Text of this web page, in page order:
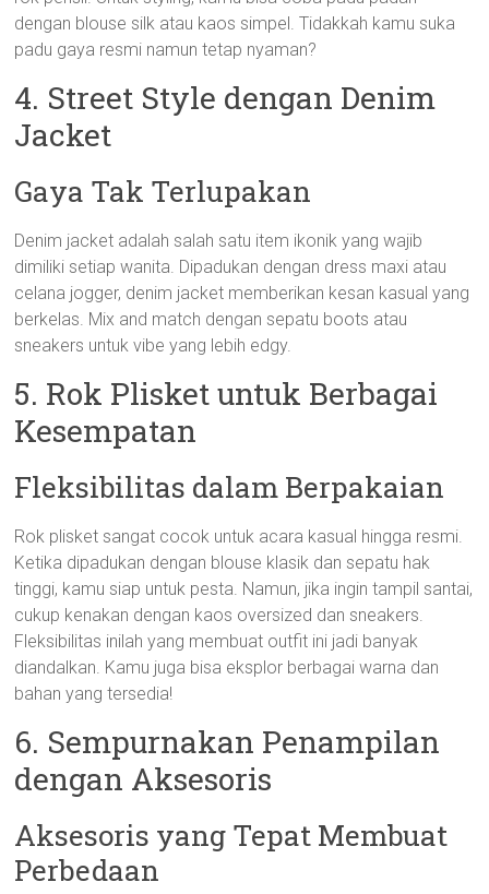
dengan blouse silk atau kaos simpel. Tidakkah kamu suka
padu gaya resmi namun tetap nyaman?
4. Street Style dengan Denim
Jacket
Gaya Tak Terlupakan
Denim jacket adalah salah satu item ikonik yang wajib
dimiliki setiap wanita. Dipadukan dengan dress maxi atau
celana jogger, denim jacket memberikan kesan kasual yang
berkelas. Mix and match dengan sepatu boots atau
sneakers untuk vibe yang lebih edgy.
5. Rok Plisket untuk Berbagai
Kesempatan
Fleksibilitas dalam Berpakaian
Rok plisket sangat cocok untuk acara kasual hingga resmi.
Ketika dipadukan dengan blouse klasik dan sepatu hak
tinggi, kamu siap untuk pesta. Namun, jika ingin tampil santai,
cukup kenakan dengan kaos oversized dan sneakers.
Fleksibilitas inilah yang membuat outfit ini jadi banyak
diandalkan. Kamu juga bisa eksplor berbagai warna dan
bahan yang tersedia!
6. Sempurnakan Penampilan
dengan Aksesoris
Aksesoris yang Tepat Membuat
Perbedaan